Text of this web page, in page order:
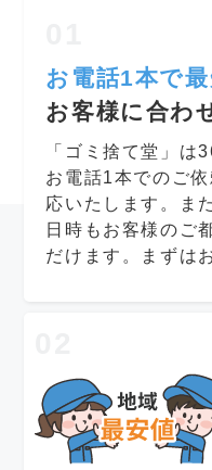
お電話1本で最
お客様に合わ
「ゴミ捨て堂」は
お電話1本でのご
応いたします。ま
日時もお客様のご
だけます。まずは